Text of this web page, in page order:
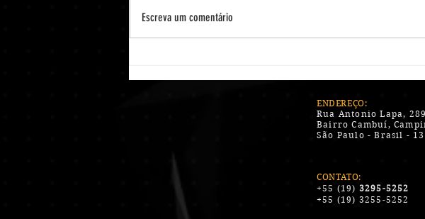
Escreva um comentário
ENDEREÇO:
Rua Antonio Lapa, 289
Bairro Cambuí,
São Paulo - Brasil -
CONTATO:
+55 (19) 3295-5252
+55 (19) 3255-5252